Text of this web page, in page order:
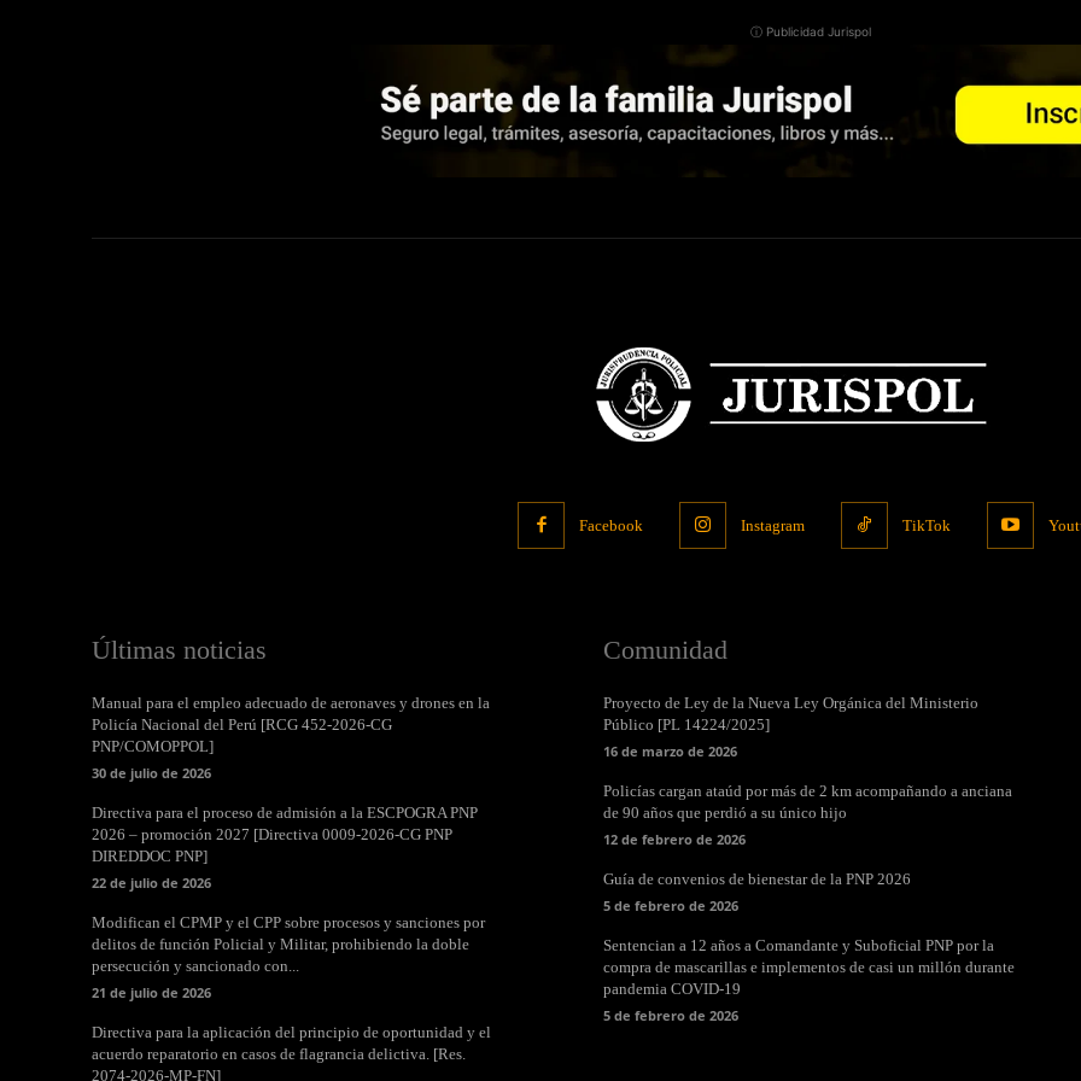
ⓘ Publicidad Jurispol
Facebook Instagram TikTok
Últimas noticias
Manual para el empleo adecuado de aeronaves y drones en la
Policía Nacional del Perú [RCG 452-2026-CG
PNP/COMOPPOL]
30 de julio de 2026
Directiva para el proceso de admisión a la ESCPOGRA PNP
2026 – promoción 2027 [Directiva 0009-2026-CG PNP
DIREDDOC PNP]
22 de julio de 2026
Modifican el CPMP y el CPP sobre procesos y sanciones por
delitos de función Policial y Militar, prohibiendo la doble
persecución y sancionado con...
21 de julio de 2026
Directiva para la aplicación del principio de oportunidad y el
acuerdo reparatorio en casos de flagrancia delictiva. [Res.
2074-2026-MP-FN]
Comunidad
Proyecto de Ley de la Nueva Ley Orgánica del Ministerio
Público [PL 14224/2025]
16 de marzo de 2026
Policías cargan ataúd por más de 2 km acompañando a anciana
de 90 años que perdió a su único hijo
12 de febrero de 2026
Guía de convenios de bienestar de la PNP 2026
5 de febrero de 2026
Sentencian a 12 años a Comandante y Suboficial PNP por la
compra de mascarillas e implementos de casi un millón durante
pandemia COVID-19
5 de febrero de 2026